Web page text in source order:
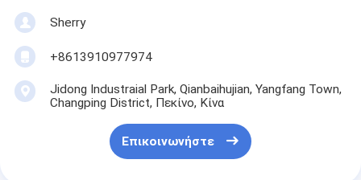
Sherry
+8613910977974
Jidong Industraial Park, Qianbaihujian, Yangfang Town,
Changping District, Πεκίνο, Κίνα
Επικοινωνήστε